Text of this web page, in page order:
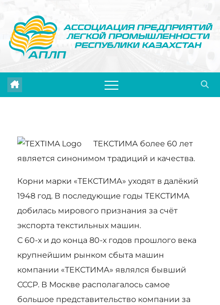
содержимому
ТЕКСТИМА более 60 лет
является синонимом традиций и качества.
Корни марки «ТЕКСТИМА» уходят в далёкий
1948 год. В последующие годы ТЕКСТИМА
добилась мирового признания за счёт
экспорта текстильных машин.
С 60-х и до конца 80-х годов прошлого века
крупнейшим рынком сбыта машин
компании «ТЕКСТИМА» являлся бывший
СССР. В Москве располагалось самое
большое представительство компании за